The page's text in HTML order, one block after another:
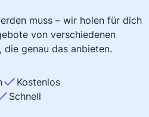
muss – wir holen für dich
von verschiedenen
die genau das anbieten.
Kostenlos
Schnell